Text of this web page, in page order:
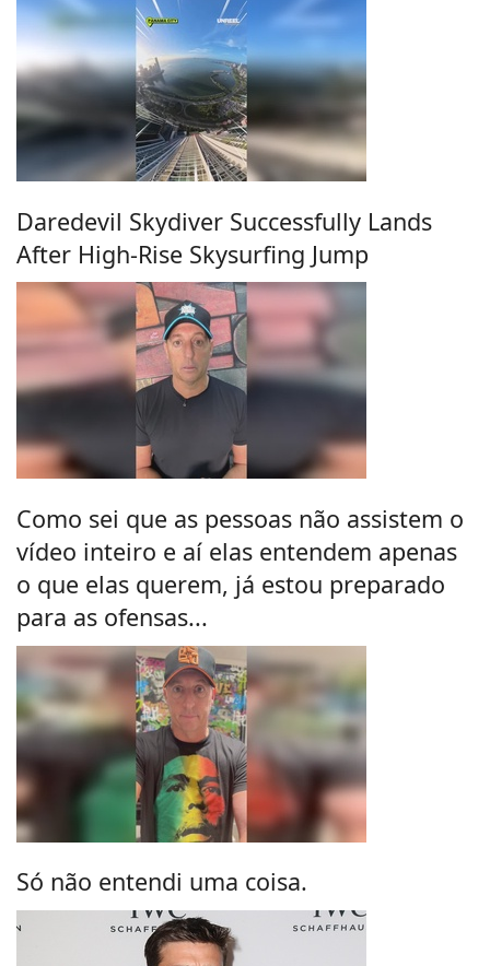
Daredevil Skydiver Successfully Lands
After High-Rise Skysurfing Jump
Como sei que as pessoas não assistem o
vídeo inteiro e aí elas entendem apenas
o que elas querem, já estou preparado
para as ofensas...
Só não entendi uma coisa.